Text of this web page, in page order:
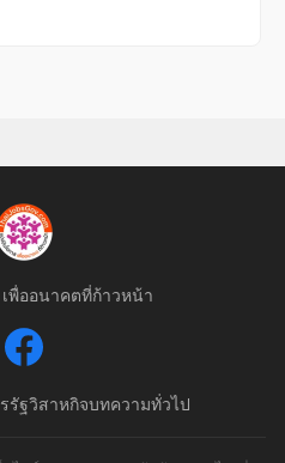
พื่ออนาคตที่ก้าวหน้า
รัฐวิสาหกิจบทความทั่วไป